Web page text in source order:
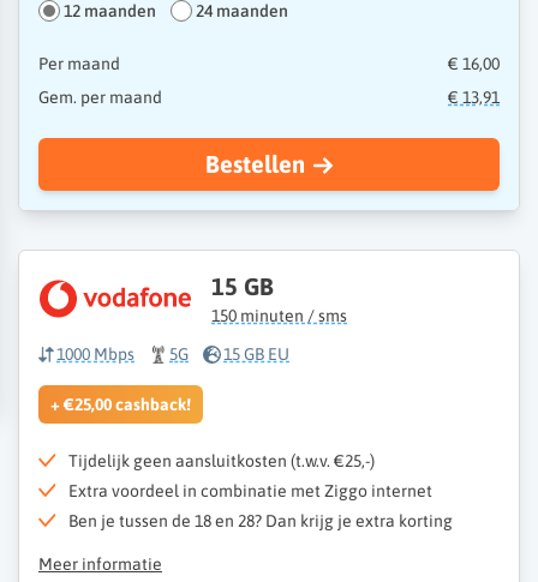
12 maanden 24 maanden
Per maand
€ 16,00
Gem. per maand
€ 13,91
Bestellen
15 GB
150 minuten / sms
1000 Mbps
5G 15 GB EU
+ €25,00 cashback!
Tijdelijk geen aansluitkosten (t.w.v. €25,-)
Extra voordeel in combinatie met Ziggo internet
Ben je tussen de 18 en 28? Dan krijg je extra korting
Meer informatie